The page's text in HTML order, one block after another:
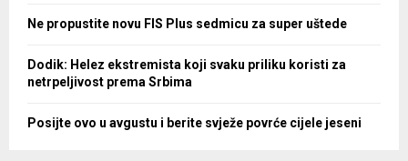
Ne propustite novu FIS Plus sedmicu za super uštede
Dodik: Helez ekstremista koji svaku priliku koristi za
netrpeljivost prema Srbima
Posijte ovo u avgustu i berite svježe povrće cijele jeseni